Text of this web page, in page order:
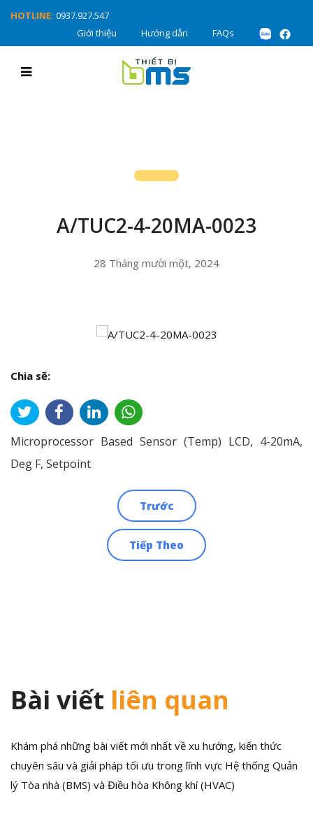
HOTLINE: 0937.927.547
Giới thiệu
Hướng dẫn FAQs
A/TUC2-4-20MA-0023
28 Tháng mười một, 2024
Chia sẽ:
Microprocessor Based Sensor (Temp) LCD, 4-20mA,
Deg F, Setpoint
Trước
Tiếp Theo
Bài viết liên quan
Khám phá những bài viết mới nhất về xu hướng, kiến thức
chuyên sâu và giải pháp tối ưu trong lĩnh vực Hệ thống Quản
lý Tòa nhà (BMS) và Điều hòa Không khí (HVAC)